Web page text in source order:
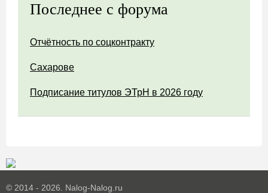
Последнее с форума
Отчётность по соцконтракту
Сахарове
Подписание титулов ЭТрН в 2026 году
© 2014 - 2026. Nalog-Nalog.ru